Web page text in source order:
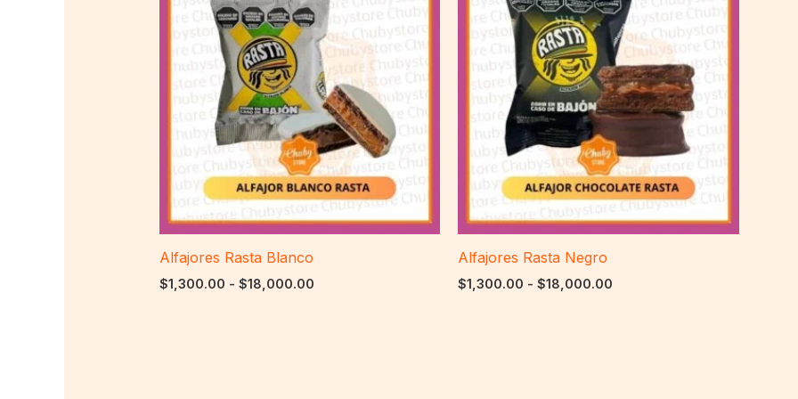
Alfajores Rasta Blanco
$1,300.00 - $18,000.00
desde
$1,300.00
hasta
$18,000.00
Alfajores Rasta Negro
$1,300.00 - $18,000.00
desde
$1,300.00
hasta
$18,000.00